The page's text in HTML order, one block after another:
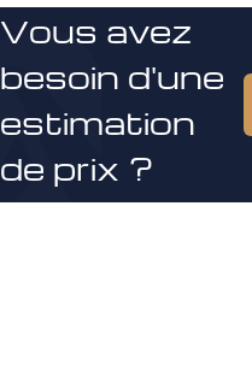
Vous avez
besoin d'une
estimation
de prix ?